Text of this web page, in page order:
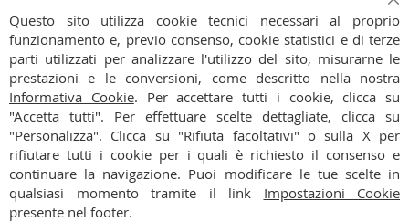
alla
nostra
Newsletter:
Iscriviti
Ho preso visione dell'Informativa Privacy
CONTATTI
CONDIZIONI
PAGAMENTI
Questo sito utilizza cookie tecnici necessari al proprio
funzionamento e, previo consenso, cookie statistici e di terze
parti utilizzati per analizzare l'utilizzo del sito, misurarne le
prestazioni e le conversioni, come descritto nella nostra
Informativa Cookie. Per accettare tutti i cookie, clicca su
"Accetta tutti". Per effettuare scelte dettagliate, clicca su
"Personalizza". Clicca su "Rifiuta facoltativi" o sulla X per
rifiutare tutti i cookie per i quali è richiesto il consenso e
continuare la navigazione. Puoi modificare le tue scelte in
qualsiasi momento tramite il link Impostazioni Cookie
presente nel footer.